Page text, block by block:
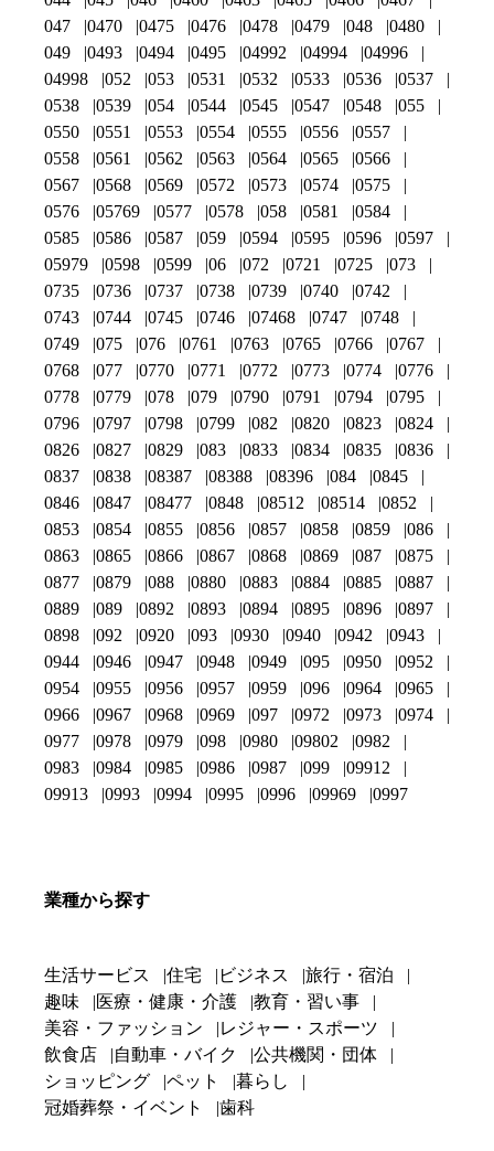
047
0470 0475 0476 0478 0479 048
0480
049
0493 0494 0495 04992 04994
04996
04998
052 053 0531 0532 0533 0536
0537
0538
0539 054 0544 0545 0547 0548
055
0550
0551 0553 0554 0555 0556
0557
0558
0561 0562 0563 0564 0565
0566
0567
0568 0569 0572 0573 0574
0575
0576
05769 0577 0578 058 0581
0584
0585
0586 0587 059 0594 0595 0596
0597
05979
0598 0599 06 072 0721 0725
073
0735
0736 0737 0738 0739 0740
0742
0743
0744 0745 0746 07468 0747
0748
0749
075 076 0761 0763 0765 0766
0767
0768
077 0770 0771 0772 0773 0774
0776
0778
0779 078 079 0790 0791 0794
0795
0796
0797 0798 0799 082 0820 0823
0824
0826
0827 0829 083 0833 0834 0835
0836
0837
0838 08387 08388 08396 084
0845
0846
0847 08477 0848 08512 08514
0852
0853
0854 0855 0856 0857 0858 0859
086
0863
0865 0866 0867 0868 0869 087
0875
0877
0879 088 0880 0883 0884 0885
0887
0889
089 0892 0893 0894 0895 0896
0897
0898
092 0920 093 0930 0940 0942
0943
0944
0946 0947 0948 0949 095 0950
0952
0954
0955 0956 0957 0959 096 0964
0965
0966
0967 0968 0969 097 0972 0973
0974
0977
0978 0979 098 0980 09802
0982
0983
0984 0985 0986 0987 099
09912
09913
0993 0994 0995 0996 09969 0997
業種から探す
生活サービス 住宅 ビジネス
旅行・宿泊
趣味
医療・健康・介護
教育・習い事
美容・ファッション
レジャー・スポーツ
飲食店
自動車・バイク
公共機関・団体
ショッピング
ペット
暮らし
冠婚葬祭・イベント
歯科